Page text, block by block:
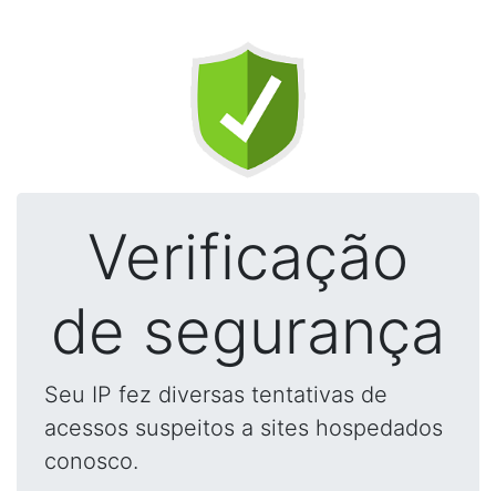
Verificação
de segurança
Seu IP fez diversas tentativas de
acessos suspeitos a sites hospedados
conosco.